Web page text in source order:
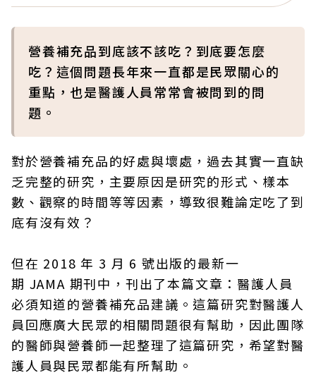
營養補充品到底該不該吃？到底要怎麼
吃？這個問題長年來一直都是民眾關心的
重點，也是醫護人員常常會被問到的問
題。
對於營養補充品的好處與壞處，過去其實一直缺
乏完整的研究，主要原因是研究的形式、樣本
數、觀察的時間等等因素，導致很難論定吃了到
底有沒有效？
但在 2018 年 3 月 6 號出版的最新一
期 JAMA 期刊中，刊出了本篇文章：醫護人員
必須知道的營養補充品建議。這篇研究對醫護人
員回應廣大民眾的相關問題很有幫助，因此團隊
的醫師與營養師一起整理了這篇研究，希望對醫
護人員與民眾都能有所幫助。